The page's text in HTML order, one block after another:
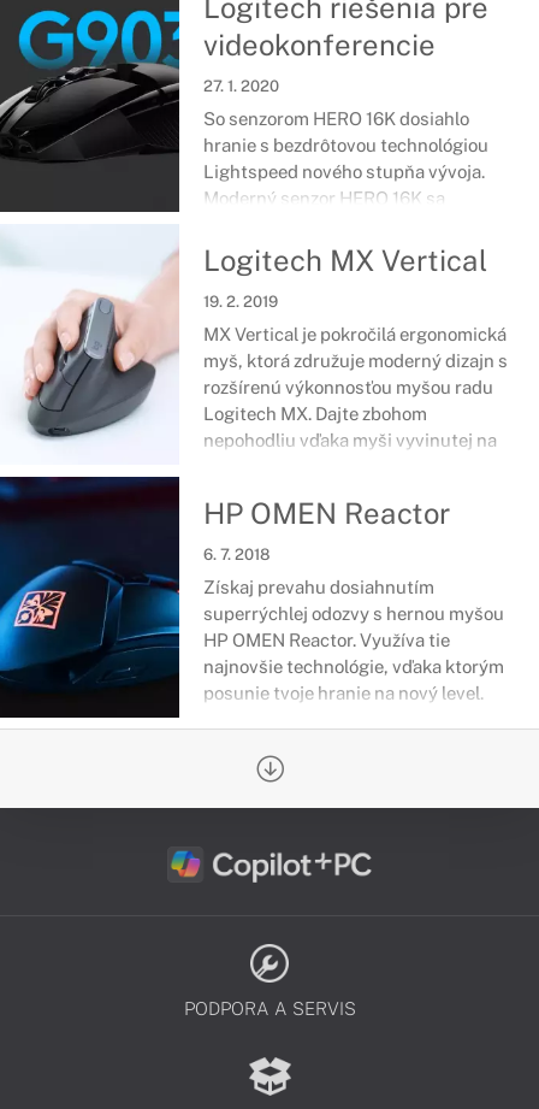
Logitech riešenia pre
videokonferencie
27. 1. 2020
So senzorom HERO 16K dosiahlo
hranie s bezdrôtovou technológiou
Lightspeed nového stupňa vývoja.
Moderný senzor HERO 16K sa
výkonnosťou a najnižšou spotrebou
vo svojej triede.
Logitech MX Vertical
19. 2. 2019
MX Vertical je pokročilá ergonomická
myš, ktorá združuje moderný dizajn s
rozšírenú výkonnosťou myšou radu
Logitech MX. Dajte zbohom
nepohodliu vďaka myši vyvinutej na
HP OMEN Reactor
6. 7. 2018
Získaj prevahu dosiahnutím
superrýchlej odozvy s hernou myšou
HP OMEN Reactor. Využíva tie
najnovšie technológie, vďaka ktorým
posunie tvoje hranie na nový level.
PODPORA A SERVIS